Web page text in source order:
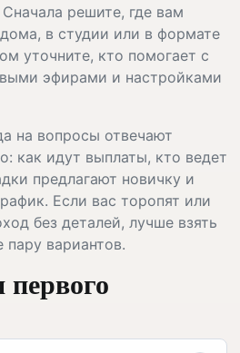
решите, где вам
в студии или в формате
уточните, кто помогает с
эфирами и настройками
на вопросы отвечают
как идут выплаты, кто ведет
предлагают новичку и
Если вас торопят или
без деталей, лучше взять
пару вариантов.